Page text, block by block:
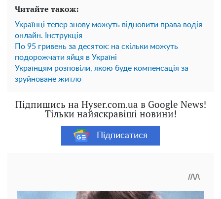
Читайте також:
Українці тепер знову можуть відновити права водія
онлайн. Інструкція
По 95 гривень за десяток: на скільки можуть
подорожчати яйця в Україні
Українцям розповіли, якою буде компенсація за
зруйноване житло
Підпишись на Hyser.com.ua в Google News!
Тільки найяскравіші новини!
Підписатися